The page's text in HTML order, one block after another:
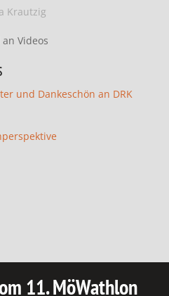
Krautzig
und Dankeschön an DRK
11. MöWathlon